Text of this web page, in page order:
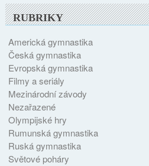
RUBRIKY
Americká gymnastika
Česká gymnastika
Evropská gymnastika
Filmy a seriály
Mezinárodní závody
Nezařazené
Olympijské hry
Rumunská gymnastika
Ruská gymnastika
Světové poháry